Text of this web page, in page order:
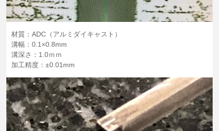
材質：ADC（アルミダイキャスト）
溝幅：0.1×0.8mm
溝深さ：1.0ｍｍ
加工精度：±0.01mm